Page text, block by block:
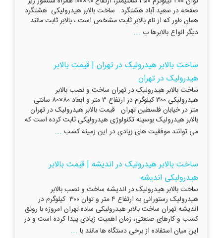
صفحه در سعید آباد هشتگرد ساخت بالابر هیدرولیکی هشتگرد
همان طور که از نام بالابر ثابت مشخص است ، بالابر ثابت مانند
دیگر انواع بالابرها ب ...
ساخت بالابر هیدرولیک در تهران | قیمت بالابر
هیدرولیک در تهران
ساخت بالابر هیدرولیک در تهران ساخت و نصب بالابر
هیدرولیکی ۳۰۰ کیلوگرم در ارتفاع ۳ متر و ابعاد ۸۰×۸۰ سانتی
متر در خیابان فلسطین تهران قیمت بالابر هیدرولیک در تهران
بالابر هیدرولیک بوسیله تکنولوژی هیدرولیکی ثابت کرده است که
می توانند موفقیت های زیادی در این زمینه کسب ...
ساخت بالابر هیدرولیک در اندیشه | قیمت بالابر
هیدرولیکی اندیشه
ساخت بالابر هیدرولیک در اندیشه ساخت و نصب بالابر
هیدرولیک رستورانی به ارتفاع ۴ متر و توان ۳۰۰ کیلوگرم در
اندیشه تهران ساخت بالابر هیدرولیکی ساده تهران امروزه با رونق
کسب و کارهای صنعتی، زمان اهمیت زیادی پیدا کرده است و در
این میان استفاده از برخی دستگاه ها مانند با ...